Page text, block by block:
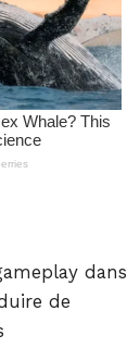
dans
de